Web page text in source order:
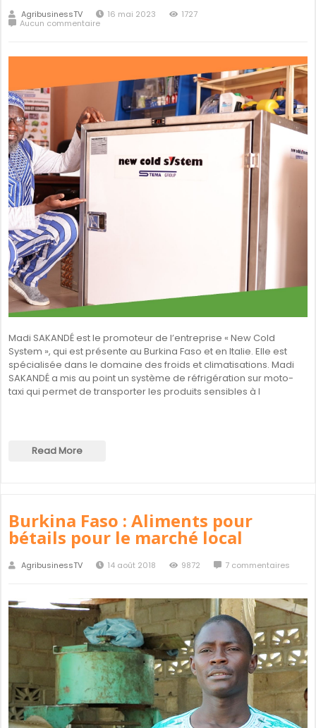
AgribusinessTV 16 mai 2023
1727
Aucun commentaire
Madi SAKANDÉ est le promoteur de l’entreprise « New Cold
System », qui est présente au Burkina Faso et en Italie. Elle est
spécialisée dans le domaine des froids et climatisations. Madi
SAKANDÉ a mis au point un système de réfrigération sur moto-
taxi qui permet de transporter les produits sensibles à l
Read More
Burkina Faso : Aliments pour
bétails pour le marché local
AgribusinessTV 14 août 2018 9872 7 commentaires